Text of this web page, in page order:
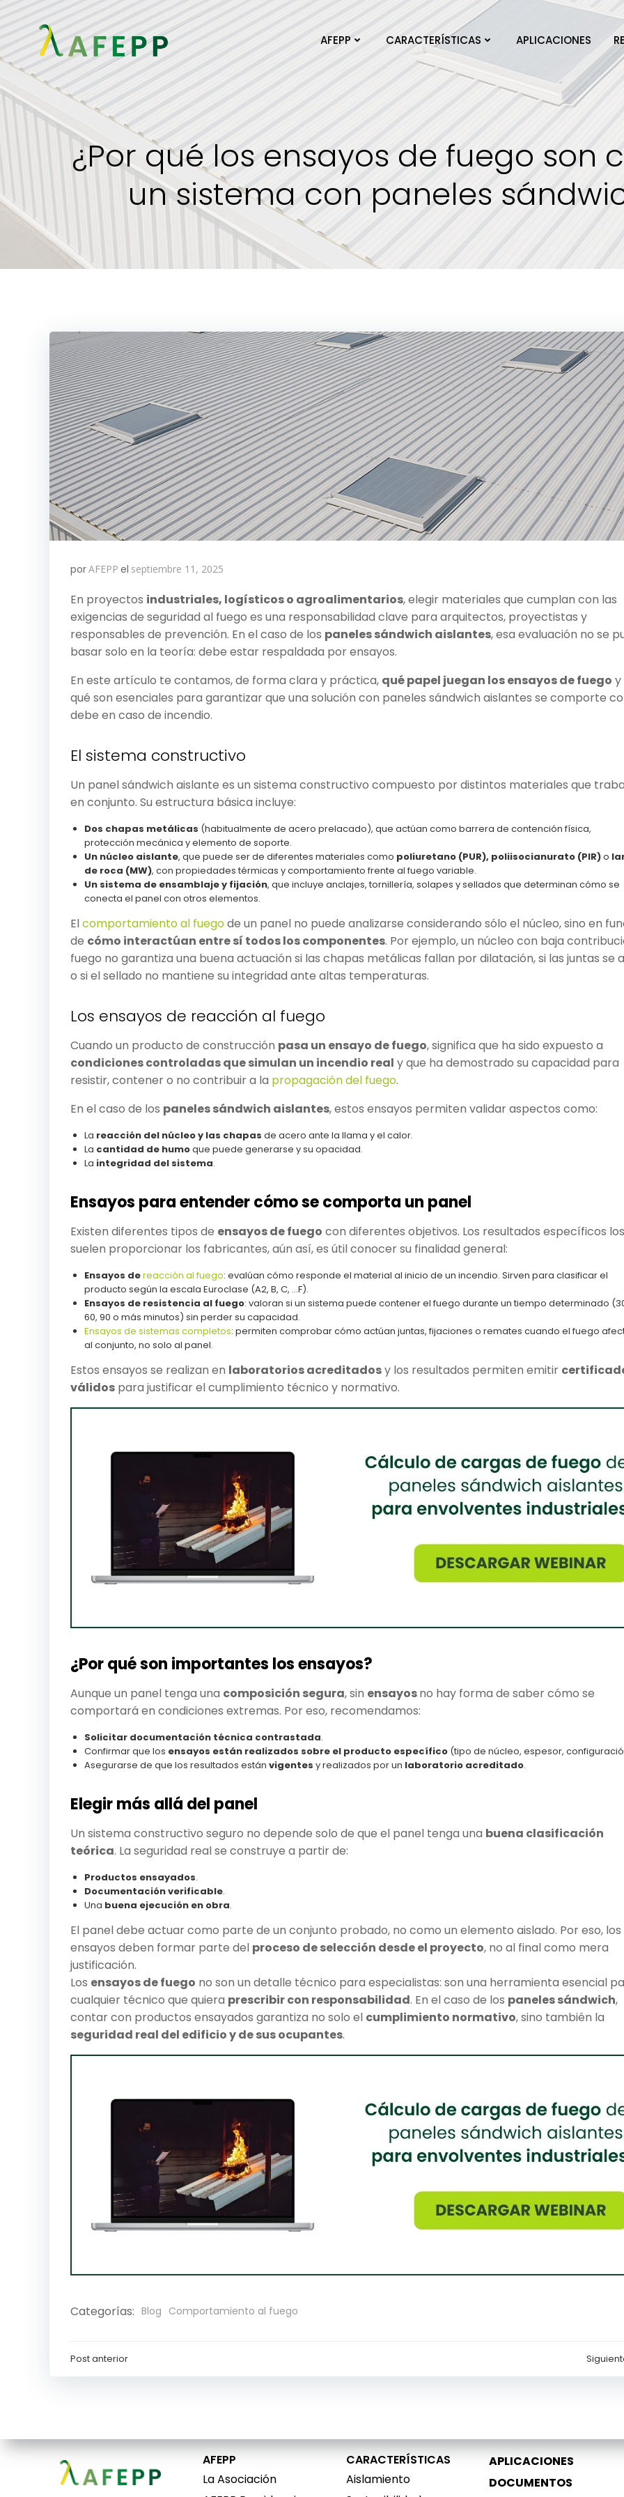
Saltar
al
contenido
AFEPP CARACTERÍSTICAS APLICACIONES
¿Por qué los ensayos de fuego son
un sistema con paneles
porAFEPP el septiembre 11, 2025
En proyectos industriales, logísticos o agroalimentarios, elegir materiales que cumplan con las
exigencias de seguridad al fuego es una responsabilidad clave para arquitectos, proyectistas y
responsables de prevención. En el caso de los paneles sándwich aislantes, esa evaluación no se
basar solo en la teoría: debe estar respaldada por ensayos.
En este artículo te contamos, de forma clara y práctica, qué papel juegan los ensayos de fuego
qué son esenciales para garantizar que una solución con paneles sándwich aislantes se comporte
debe en caso de incendio.
El sistema constructivo
Un panel sándwich aislante es un sistema constructivo compuesto por distintos materiales que
en conjunto. Su estructura básica incluye:
Dos chapas metálicas (habitualmente de acero prelacado), que actúan como barrera de contención física,
protección mecánica y elemento de soporte.
Un núcleo aislante, que puede ser de diferentes materiales como poliuretano (PUR), poliisocianurato (PIR)o
de roca (MW), con propiedades térmicas y comportamiento frente al fuego variable.
Un sistema de ensamblaje y fijación, que incluye anclajes, tornillería, solapes y sellados que determinan cómo se
conecta el panel con otros elementos.
Elcomportamiento al fuegode un panel no puede analizarse considerando sólo el núcleo, sino en
de cómo interactúan entre sí todos los componentes. Por ejemplo, un núcleo con baja
fuego no garantiza una buena actuación si las chapas metálicas fallan por dilatación, si las juntas se
o si el sellado no mantiene su integridad ante altas temperaturas.
Los ensayos de reacción al fuego
Cuando un producto de construcción pasa un ensayo de fuego, significa que ha sido expuesto a
condiciones controladas que simulan un incendio real y que ha demostrado su capacidad para
resistir, contener o no contribuir a la propagación del fuego.
En el caso de los paneles sándwich aislantes, estos ensayos permiten validar aspectos como:
La reacción del núcleo y las chapas de acero ante la llama y el calor.
La cantidad de humoque puede generarse y su opacidad.
La integridad del sistema.
Ensayos para entender cómo se comporta un panel
Existen diferentes tipos de ensayos de fuego con diferentes objetivos. Los resultados específicos los
suelen proporcionar los fabricantes, aún así, es útil conocer su finalidad general:
Ensayos dereacción al fuego: evalúan cómo responde el material al inicio de un incendio. Sirven para clasificar el
producto según la escala Euroclase (A2, B, C, …F).
Ensayos de resistencia al fuego: valoran si un sistema puede contener el fuego durante un tiempo determinado
60, 90 o más minutos) sin perder su capacidad.
Ensayos de sistemas completos: permiten comprobar cómo actúan juntas, fijaciones o remates cuando el fuego
al conjunto, no solo al panel.
Estos ensayos se realizan en laboratorios acreditadosy los resultados permiten emitir
válidos para justificar el cumplimiento técnico y normativo.
¿Por qué son importantes los ensayos?
Aunque un panel tenga una composición segura, sin ensayosno hay forma de saber cómo se
comportará en condiciones extremas. Por eso, recomendamos:
Solicitar documentación técnica contrastada.
Confirmar que los ensayos están realizados sobre el producto específico(tipo de núcleo, espesor,
Asegurarse de que los resultados están vigentes y realizados por un laboratorio acreditado.
Elegir más allá del panel
Un sistema constructivo seguro no depende solo de que el panel tenga una buena clasificación
teórica. La seguridad real se construye a partir de:
Productos ensayados.
Documentación verificable.
Una buena ejecución en obra.
El panel debe actuar como parte de un conjunto probado, no como un elemento aislado. Por eso, los
ensayos deben formar parte del proceso de selección desde el proyecto, no al final como mera
justificación.
Los ensayos de fuego no son un detalle técnico para especialistas: son una herramienta esencial
cualquier técnico que quiera prescribir con responsabilidad. En el caso de los paneles sándwich,
contar con productos ensayados garantiza no solo el cumplimiento normativo, sino también la
seguridad real del edificio y de sus ocupantes.
Categorías: Blog Comportamiento al fuego
Navegación
Post anterior
Navegación
AFEPP
La Asociación
CARACTERÍSTICAS
Aislamiento
APLICACIONES
DOCUMENTOS